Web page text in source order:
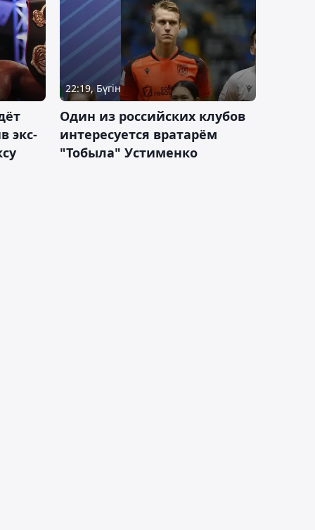
экс-
22:19, Бүгін
Один из российских клубов
интересуется вратарём
"Тобыла" Устименко